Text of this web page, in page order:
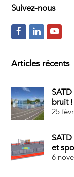
Suivez-nous
c
b
o
o
k
L
n
e
d
I
n
Y
u
u
b
Articles récents
bruit !
25
et
6